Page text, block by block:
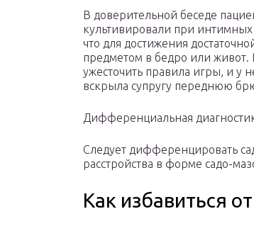
В доверительной беседе
культивировали при
что для достижения
предметом в бедро или
ужесточить правила игры, и у
вскрыла супругу переднюю
Дифференциальная
Следует дифференцировать
расстройства в форме садо-
Как избавиться